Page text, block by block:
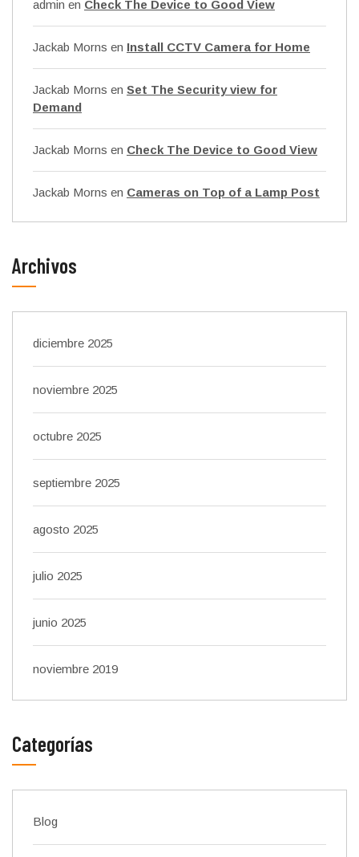
admin en Check The Device to Good View
Jackab Morns en Install CCTV Camera for Home
Jackab Morns en Set The Security view for
Demand
Jackab Morns en Check The Device to Good View
Jackab Morns en Cameras on Top of a Lamp Post
Archivos
diciembre 2025
noviembre 2025
octubre 2025
septiembre 2025
agosto 2025
julio 2025
junio 2025
noviembre 2019
Categorías
Blog